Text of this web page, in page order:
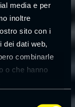
media e per
inoltre
sito con i
dei dati web,
combinarle
o che hanno